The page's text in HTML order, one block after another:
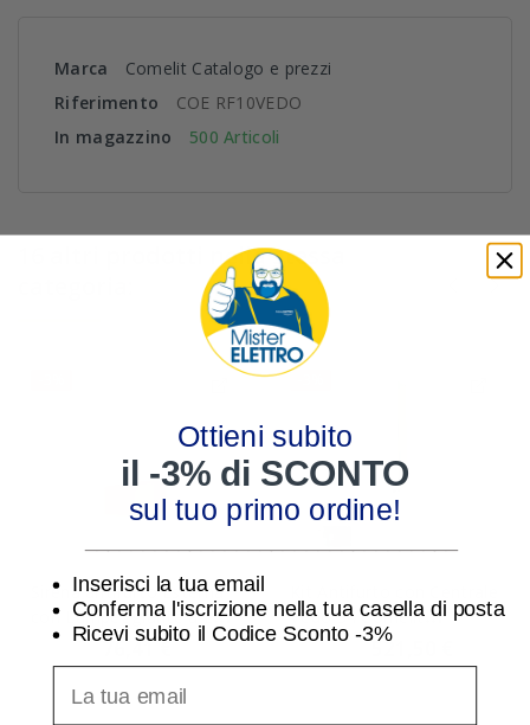
Marca
Comelit Catalogo e prezzi
Riferimento
COE RF10VEDO
In magazzino
500 Articoli
16 altri prodotti nella stessa
Sirena antifurto Esterna
con Lampeggiante a Led
Comelit SIR702AW
76,41 €
Vedo 34 Comelit
VEDO34KGSM521,50 €
Ottieni subito
il -3% di SCONTO
sul tuo primo ordine!
Inserisci la tua email
Conferma l'iscrizione nella tua casella di posta
Ricevi subito il Codice Sconto -3%